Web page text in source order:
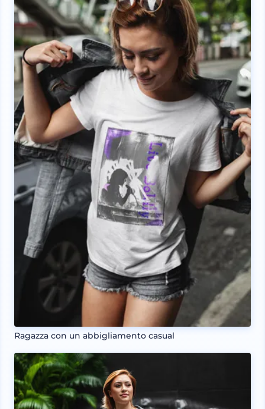
Ragazza con un abbigliamento casual